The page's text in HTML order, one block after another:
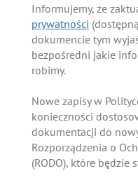
Informujemy, że
prywatności
dokumencie tym
bezpośredni jakie
robimy.
Nowe zapisy w
konieczności
dokumentacji do
Rozporządzenia o
(RODO), które